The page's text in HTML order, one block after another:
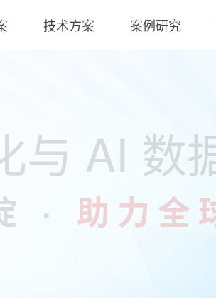
AI 数据服务
技术方案 案例研究
翻译